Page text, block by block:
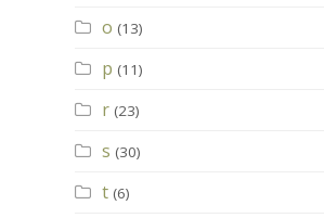
o (13)
p (11)
r (23)
s (30)
t (6)